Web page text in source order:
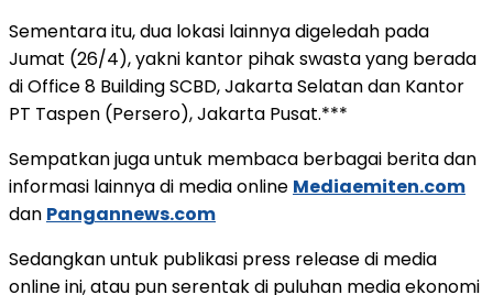
Sementara itu, dua lokasi lainnya digeledah pada
Jumat (26/4), yakni kantor pihak swasta yang berada
di Office 8 Building SCBD, Jakarta Selatan dan Kantor
PT Taspen (Persero), Jakarta Pusat.***
Sempatkan juga untuk membaca berbagai berita dan
informasi lainnya di media online Mediaemiten.com
dan Pangannews.com
Sedangkan untuk publikasi press release di media
online ini, atau pun serentak di puluhan media ekonomi